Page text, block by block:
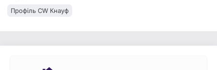
Профіль CW Кнауф